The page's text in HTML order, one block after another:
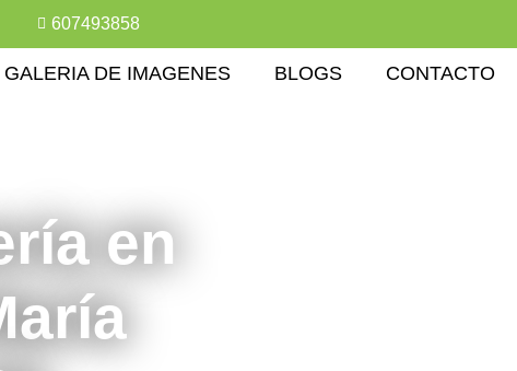
607493858
GALERIA DE IMAGENES BLOGS CONTACTO
en